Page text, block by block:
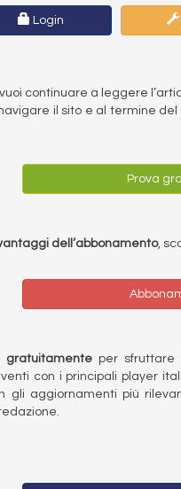
Login
continuare a leggere
il sito e al termine
Prova
dell’abbonamento,
gratuitamenteper sfruttare
con i principali player
gli aggiornamenti più